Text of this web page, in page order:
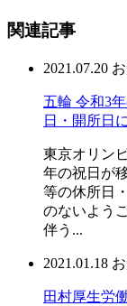
関連記事
2021.07.20
五輪 令和3
日・開所日
東京オリン
年の祝日が
等の休所日
のないよう
伴う...
2021.01.18
田村厚生労